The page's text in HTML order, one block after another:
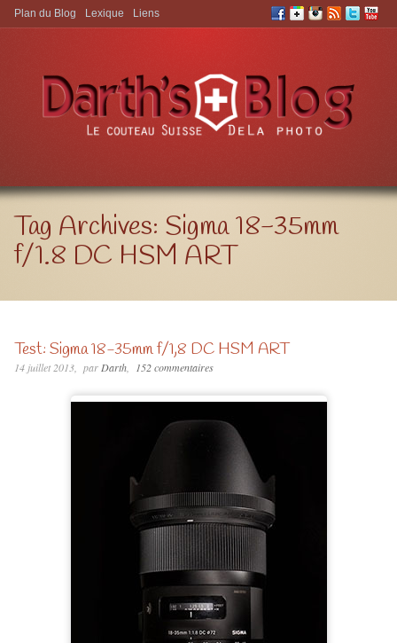
Aller à:
Plan du Blog Lexique Liens
Tag Archives: Sigma 18-35mm
f/1.8 DC HSM ART
Test: Sigma 18-35mm f/1,8 DC HSM ART
14 juillet 2013 parDarth 152 commentaires